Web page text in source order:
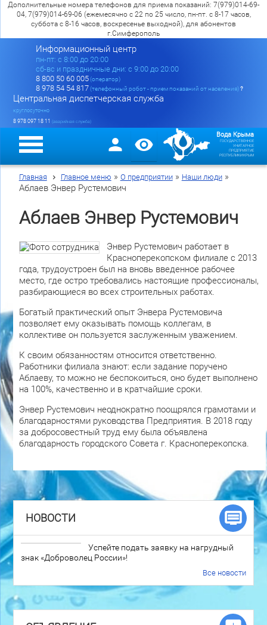
Дополнительные номера телефонов для приема показаний: 7(979)014-69-
04, 7(979)014-69-06 (ежемесячно с 22 по 25 число, пн-пт. с 8-17 часов,
суббота с 8-16 часов, воскресенье выходной), для абонентов
г.Симферополь
Информационный центр
пн-пт: c 8:00 до 20:00
сб-вс и праздничные дни: с 9:00 до 20:00
8 800 50 60 005(оператор)
8 978 54 54 817(телефонный робот - прием показаний от населения)?
Центральная диспетчерская служба
круглосуточно
8 978 097 18 11 (аварийная служба)
Вода Крыма
ГОСУДАРСТВЕННОЕ
УНИТАРНОЕ
ПРЕДПРИЯТИЕ
РЕСПУБЛИКИ КРЫМ
Главная Главное меню » О предприятии» Наши люди»
Аблаев Энвер Рустемович
Аблаев Энвер Рустемович
Энвер Рустемович работает в
Красноперекопском филиале с 2013
года, трудоустроен был на вновь введенное рабочее
место, где остро требовались настоящие профессионалы,
разбирающиеся во всех строительных работах.
Богатый практический опыт Энвера Рустемовича
позволяет ему оказывать помощь коллегам, в
коллективе он пользуется заслуженным уважением.
К своим обязанностям относится ответственно.
Работники филиала знают: если задание поручено
Аблаеву, то можно не беспокоиться, оно будет выполнено
на 100%, качественно и в кратчайшие сроки.
Энвер Рустемович неоднократно поощрялся грамотами и
благодарностями руководства Предприятия. В 2018 году
за добросовестный труд ему была объявлена
благодарность городского Совета г. Красноперекопска.
НОВОСТИ
Успейте подать заявку на нагрудный
знак «Доброволец России»!
Все новости